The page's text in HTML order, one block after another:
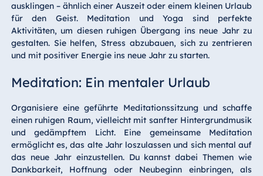
ausklingen – ähnlich einer Auszeit oder einem kleinen Urlaub
für den Geist. Meditation und Yoga sind perfekte
Aktivitäten, um diesen ruhigen Übergang ins neue Jahr zu
gestalten. Sie helfen, Stress abzubauen, sich zu zentrieren
und mit positiver Energie ins neue Jahr zu starten.
Meditation: Ein mentaler Urlaub
Organisiere eine geführte Meditationssitzung und schaffe
einen ruhigen Raum, vielleicht mit sanfter Hintergrundmusik
und gedämpftem Licht. Eine gemeinsame Meditation
ermöglicht es, das alte Jahr loszulassen und sich mental auf
das neue Jahr einzustellen. Du kannst dabei Themen wie
Dankbarkeit, Hoffnung oder Neubeginn einbringen, als